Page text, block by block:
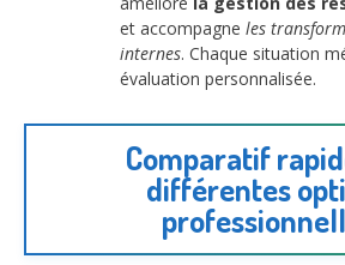
et accompagne les
internes. Chaque situation
évaluation personnalisée.
Comparatif
différentes